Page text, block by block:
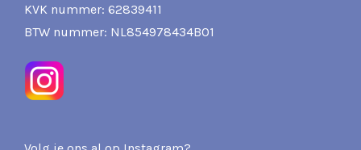
KVK nummer: 62839411
BTW nummer: NL854978434B01